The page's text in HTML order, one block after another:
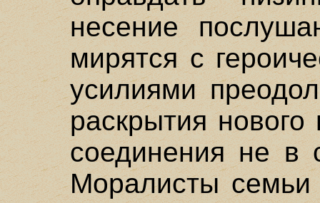
несение
мирятся с
усилиями
раскрытия нового
соединения не в
Моралисты семьи